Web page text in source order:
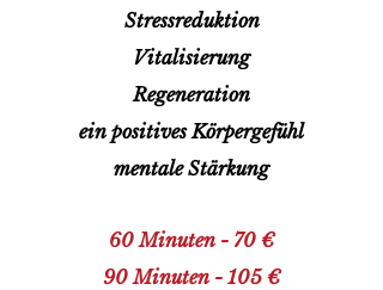
Stressreduktion
Vitalisierung
Regeneration
ein positives Körpergefühl
mentale Stärkung
60 Minuten - 70 €
90 Minuten - 105 €